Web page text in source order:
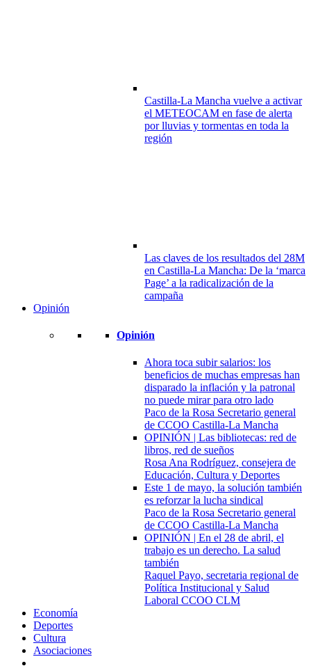
Castilla-La Mancha vuelve a activar
el METEOCAM en fase de alerta
por lluvias y tormentas en toda la
región
Las claves de los resultados del 28M
en Castilla-La Mancha: De la ‘marca
Page’ a la radicalización de la
campaña
Opinión
Opinión
Ahora toca subir salarios: los
beneficios de muchas empresas han
disparado la inflación y la patronal
no puede mirar para otro lado
Paco de la Rosa Secretario general
de CCOO Castilla-La Mancha
OPINIÓN | Las bibliotecas: red de
libros, red de sueños
Rosa Ana Rodríguez, consejera de
Educación, Cultura y Deportes
Este 1 de mayo, la solución también
es reforzar la lucha sindical
Paco de la Rosa Secretario general
de CCOO Castilla-La Mancha
OPINIÓN | En el 28 de abril, el
trabajo es un derecho. La salud
también
Raquel Payo, secretaria regional de
Política Institucional y Salud
Laboral CCOO CLM
Economía
Deportes
Cultura
Asociaciones